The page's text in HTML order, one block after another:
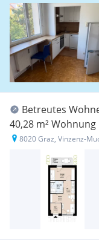
Betreutes
40,28 m² Wohnung
8020 Graz, Vinzenz-